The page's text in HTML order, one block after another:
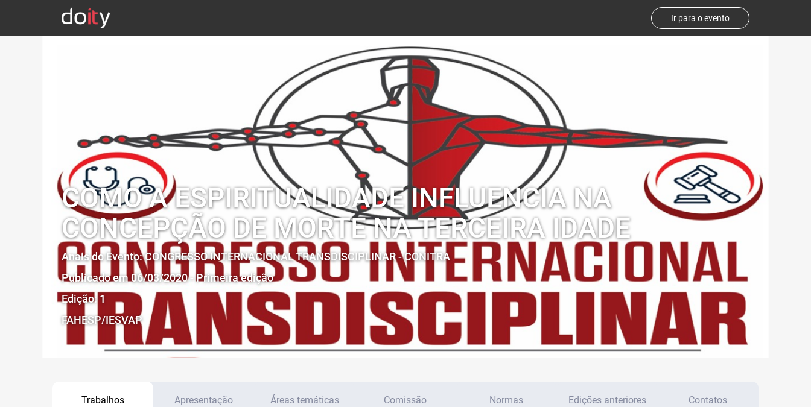
Ir para o evento
COMO A ESPIRITUALIDADE INFLUENCIA NA
CONCEPÇÃO DE MORTE NA TERCEIRA IDADE
Anais do Evento: CONGRESSO INTERNACIONAL TRANSDISCIPLINAR - CONITRA
Publicado em 06/03/2020 - Primeira edição
Edição: 1
FAHESP/IESVAP
Trabalhos Apresentação Áreas temáticas
Comissão
Normas Edições anteriores Contatos